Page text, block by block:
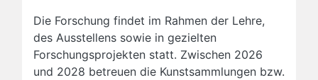
Die Forschung findet im Rahmen der Lehre,
des Ausstellens sowie in gezielten
Forschungsprojekten statt. Zwischen 2026
und 2028 betreuen die Kunstsammlungen bzw.